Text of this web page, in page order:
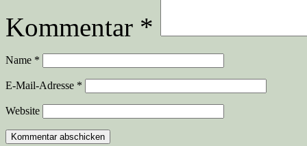
Kommentar *
Name *
E-Mail-Adresse *
Website